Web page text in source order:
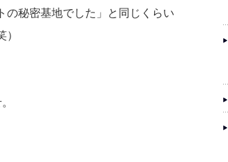
の秘密基地でした」と同じくらい